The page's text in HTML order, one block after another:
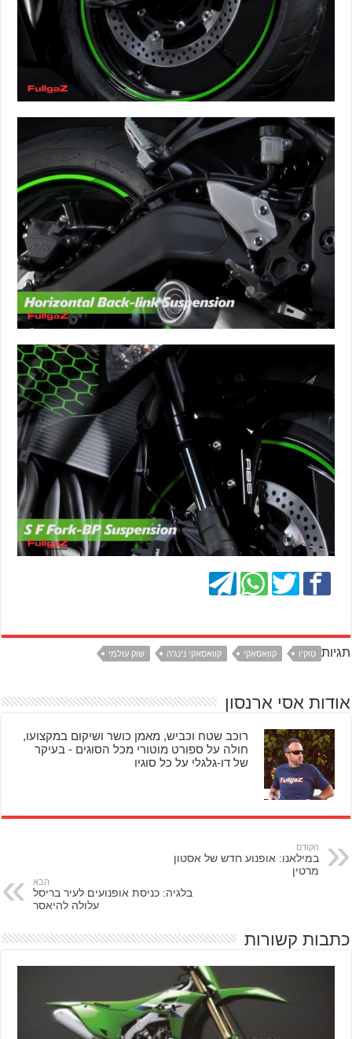
תגיות טוקיו קוואסאקי קוואסאקי נינג'ה שוק עולמי
אודות אסי ארנסון
רוכב שטח וכביש, מאמן כושר ושיקום במקצועו,
חולה על ספורט מוטורי מכל הסוגים - בעיקר
של דו-גלגלי על כל סוגיו
הקודם
במילאנו: אופנוע חדש של אסטון
מרטין
הבא
בלגיה: כניסת אופנועים לעיר בריסל
עלולה להיאסר
כתבות קשורות